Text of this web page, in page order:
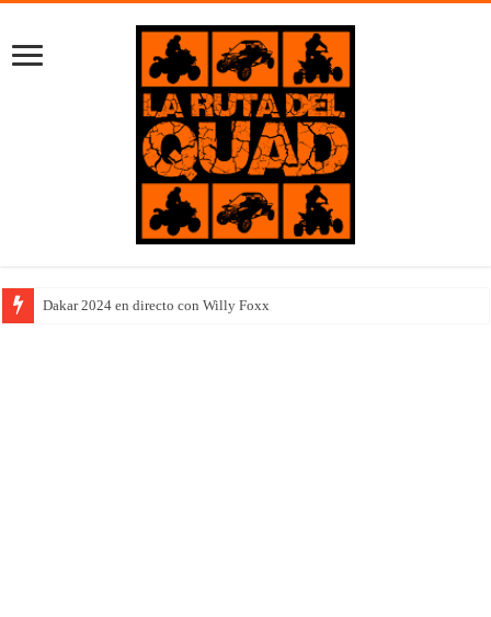
Dakar 2024 en directo con Willy Foxx